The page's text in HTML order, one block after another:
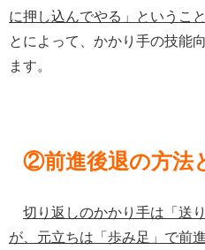
に押し込んでやる」というこ
とによって、かかり手の技能
ます。
②前進後退の方法
切り返しのかかり手は「送
が、元立ちは「歩み足」で前